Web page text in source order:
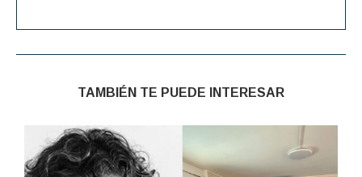
TAMBIÉN TE PUEDE INTERESAR